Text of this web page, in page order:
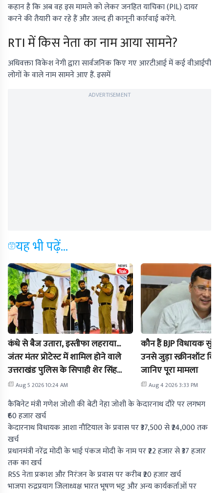
कहान है कि अब वह इस मामले को लेकर जनहित याचिका (PIL) दायर
करने की तैयारी कर रहे हैं और जल्द ही कानूनी कार्रवाई करेंगे.
RTI में किस नेता का नाम आया सामने?
अधिवक्ता विकेश नेगी द्वारा सार्वजनिक किए गए आरटीआई में कई वीआईपी
लोगों के वाले नाम सामने आए हैं. इसमें
ADVERTISEMENT
यह भी पढ़ें...
कंधे से बैज उतारा, इस्तीफा लहराया...
जंतर मंतर प्रोटेस्ट में शामिल होने वाले
उत्तराखंड पुलिस के सिपाही शेर सिंह
नौकरी से बर्खास्त
Aug 5 2026 10:24 AM
कौन हैं BJP विधायक
उनसे जुड़ा स्क्रीनशॉट
जानिए पूरा मामला
Aug 4 2026 3:33 PM
कैबिनेट मंत्री गणेश जोशी की बेटी नेहा जोशी के केदारनाथ दौरे पर लगभग
₹60 हजार खर्च
केदारनाथ विधायक आशा नौटियाल के प्रवास पर ₹37,500 से ₹24,000 तक
खर्च
प्रधानमंत्री नरेंद्र मोदी के भाई पंकज मोदी के नाम पर ₹22 हजार से ₹37 हजार
तक का खर्च
RSS नेता प्रकाश और निरंजन के प्रवास पर करीब ₹20 हजार खर्च
भाजपा रुद्रप्रयाग जिलाध्यक्ष भारत भूषण भट्ट और अन्य कार्यकर्ताओं पर